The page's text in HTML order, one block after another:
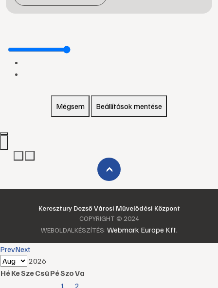
Mégsem Beállítások mentése
›
Keresztury Dezső Városi Művelődési Központ
COPYRIGHT © 2024
WEBOLDALKÉSZÍTÉS: Webmark Europe Kft.
PrevNext
2026
HéKeSzeCsüPéSzoVa
1
2